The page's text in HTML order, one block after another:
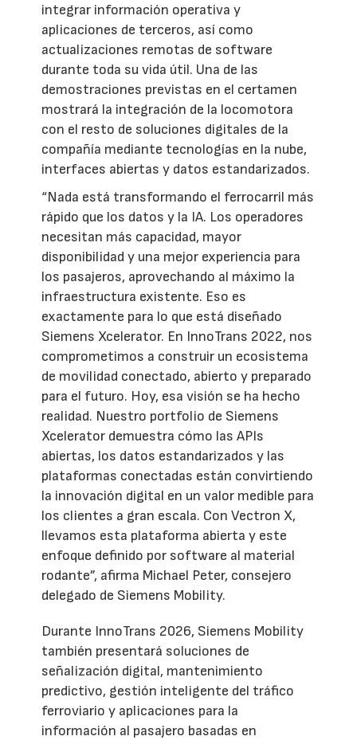
integrar información operativa y
aplicaciones de terceros, así como
actualizaciones remotas de software
durante toda su vida útil. Una de las
demostraciones previstas en el certamen
mostrará la integración de la locomotora
con el resto de soluciones digitales de la
compañía mediante tecnologías en la nube,
interfaces abiertas y datos estandarizados.
“Nada está transformando el ferrocarril más
rápido que los datos y la IA. Los operadores
necesitan más capacidad, mayor
disponibilidad y una mejor experiencia para
los pasajeros, aprovechando al máximo la
infraestructura existente. Eso es
exactamente para lo que está diseñado
Siemens Xcelerator. En InnoTrans 2022, nos
comprometimos a construir un ecosistema
de movilidad conectado, abierto y preparado
para el futuro. Hoy, esa visión se ha hecho
realidad. Nuestro portfolio de Siemens
Xcelerator demuestra cómo las APIs
abiertas, los datos estandarizados y las
plataformas conectadas están convirtiendo
la innovación digital en un valor medible para
los clientes a gran escala. Con Vectron X,
llevamos esta plataforma abierta y este
enfoque definido por software al material
rodante”, afirma Michael Peter, consejero
delegado de Siemens Mobility.
Durante InnoTrans 2026, Siemens Mobility
también presentará soluciones de
señalización digital, mantenimiento
predictivo, gestión inteligente del tráfico
ferroviario y aplicaciones para la
información al pasajero basadas en